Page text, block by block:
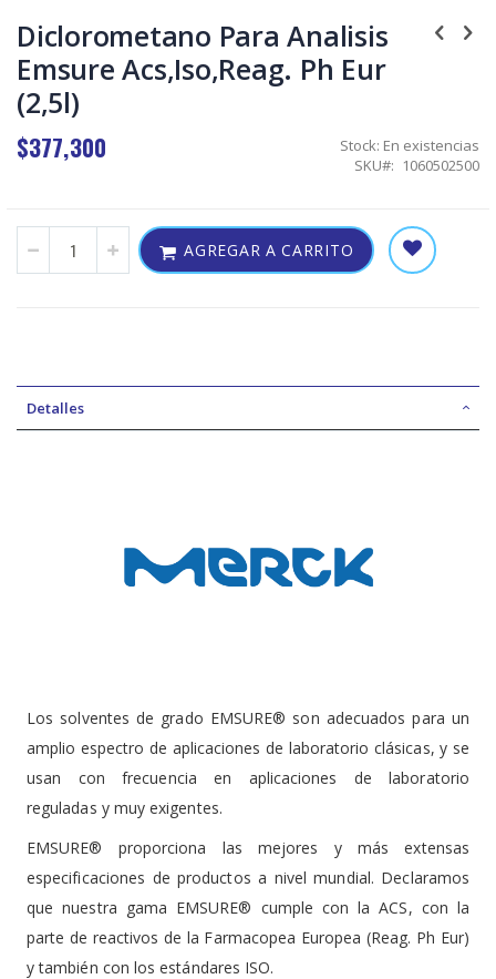
to
the
beginning
of
the
images
gallery
Diclorometano Para Analisis
Emsure Acs,Iso,Reag. Ph Eur
(2,5l)
$377,300 Stock: En existencias
SKU
1060502500
AGREGAR A CARRITO
Detalles
Los solventes de grado EMSURE® son adecuados para un
amplio espectro de aplicaciones de laboratorio clásicas, y se
usan con frecuencia en aplicaciones de laboratorio
reguladas y muy exigentes.
EMSURE® proporciona las mejores y más extensas
especificaciones de productos a nivel mundial. Declaramos
que nuestra gama EMSURE® cumple con la ACS, con la
parte de reactivos de la Farmacopea Europea (Reag. Ph Eur)
y también con los estándares ISO.